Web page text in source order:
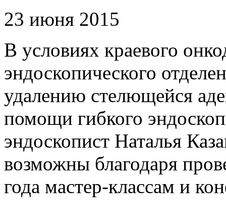
23 июня 2015
В условиях краевого
эндоскопического
удалению стелющейся
помощи гибкого
эндоскопист Наталья
возможны благодаря
года мастер-классам и